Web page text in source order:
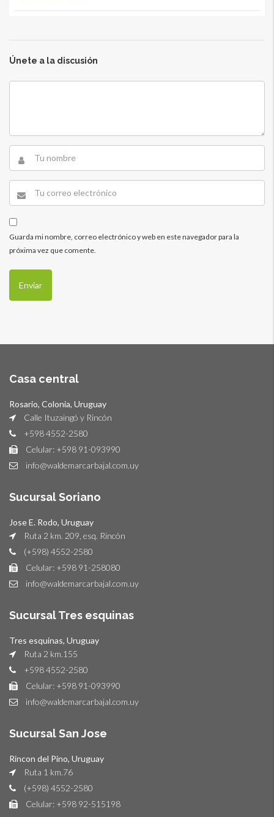
Únete a la discusión
Guarda mi nombre, correo electrónico y web en este navegador para la
próxima vez que comente.
Casa central
Rosario, Colonia, Uruguay
Calle Ituzaingó y Rincón
+598 4552-2580
Celular: +598 91-093990
info@waldemarcarbajal.com.uy
Sucursal Soriano
Jose E. Rodo, Uruguay
Ruta 2 km. 209, esq. Rincón
(+598) 4552-2580
Celular: +598 91-258080
info@waldemarcarbajal.com.uy
Sucursal Tres esquinas
Tres esquinas, Uruguay
Ruta 2 km.155
+598 4552-2580
Celular: +598 91-093990
info@waldemarcarbajal.com.uy
Sucursal San Jose
Rincon del Pino, Uruguay
Ruta 1 km.76
(+598) 4552-2580
Celular: +598 92-515198